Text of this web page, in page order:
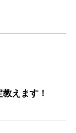
えます！